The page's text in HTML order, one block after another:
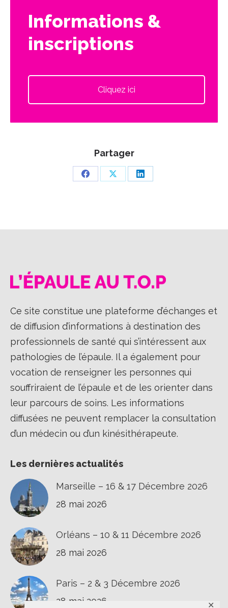
✕
Informations &
inscriptions
Cliquez ici
Partager
PartagerPartagerPartager
Ce site constitue une plateforme d’échanges et
de diffusion d’informations à destination des
professionnels de santé qui s’intéressent aux
pathologies de l’épaule. Il a également pour
vocation de renseigner les personnes qui
souffriraient de l’épaule et de les orienter dans
leur parcours de soins. Les informations
diffusées ne peuvent remplacer la consultation
d’un médecin ou d’un kinésithérapeute.
Les dernières actualités
Marseille – 16 & 17 Décembre 2026
28 mai 2026
Orléans – 10 & 11 Décembre 2026
28 mai 2026
Paris – 2 & 3 Décembre 2026
28 mai 2026